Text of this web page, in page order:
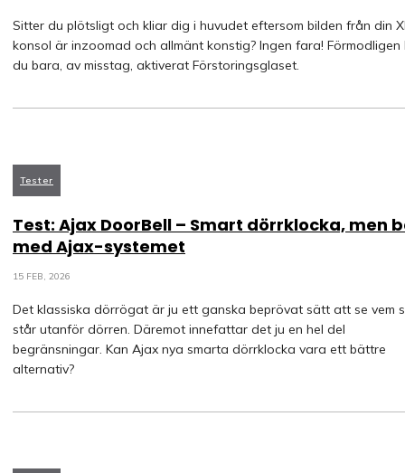
Sitter du plötsligt och kliar dig i huvudet eftersom bilden från din
konsol är inzoomad och allmänt konstig? Ingen fara! Förmodligen
du bara, av misstag, aktiverat Förstoringsglaset.
Tester
Test: Ajax DoorBell – Smart dörrklocka, men
med Ajax-systemet
15 FEB, 2026
Det klassiska dörrögat är ju ett ganska beprövat sätt att se vem
står utanför dörren. Däremot innefattar det ju en hel del
begränsningar. Kan Ajax nya smarta dörrklocka vara ett bättre
alternativ?